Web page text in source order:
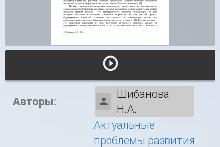
Авторы:
Шибанова
Н.А.
Актуальные
проблемы развития